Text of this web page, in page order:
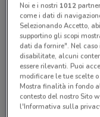
Noi e i nostri 1012
come i dati di
Selezionando Accetto,
supportino gli scopi
dati da fornire". Nel caso
disabilitate, alcuni
essere rilevanti. Puoi
modificare le tue scelte
Mostra finalità in fondo
contesto del nostro Sito
l'Informativa sulla